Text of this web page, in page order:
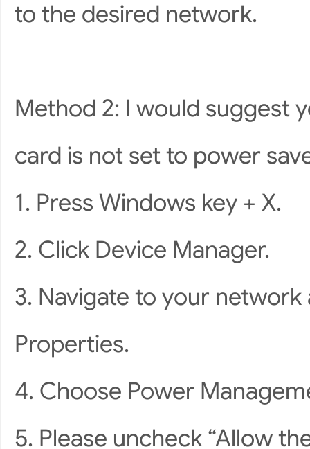
to the desired network.
Method 2: I would suggest
card is not set to power
1. Press Windows key + X.
2. Click Device Manager.
3. Navigate to your
Properties.
4. Choose Power
5. Please uncheck “Allow